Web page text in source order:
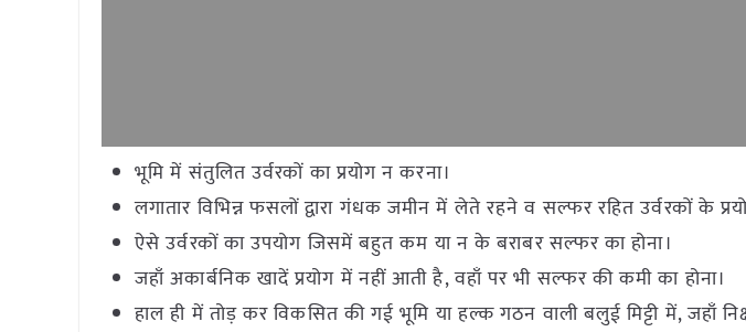
भूमि में संतुलित उर्वरकों का प्रयोग न करना।
लगातार विभिन्न फसलों द्वारा गंधक जमीन में लेते रहने व सल्फर रहित उर्वरकों के
ऐसे उर्वरकों का उपयोग जिसमें बहुत कम या न के बराबर सल्फर का होना।
जहाँ अकार्बनिक खादें प्रयोग में नहीं आती है, वहाँ पर भी सल्फर की कमी का होना।
हाल ही में तोड़ कर विकसित की गई भूमि या हल्क गठन वाली बलुई मिट्टी में, जहाँ